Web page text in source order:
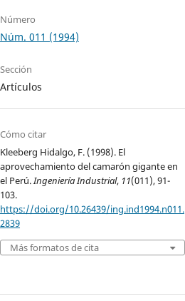
Número
Núm. 011 (1994)
Sección
Artículos
Cómo citar
Kleeberg Hidalgo, F. (1998). El
aprovechamiento del camarón gigante en
el Perú.Ingeniería Industrial, 11(011), 91-
103.
https://doi.org/10.26439/ing.ind1994.n011.
2839
Más formatos de cita